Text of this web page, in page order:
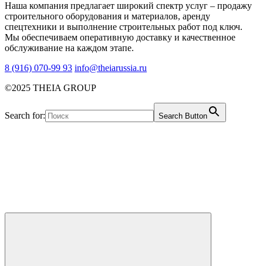
Наша компания предлагает широкий спектр услуг – продажу
строительного оборудования и материалов, аренду
спецтехники и выполнение строительных работ под ключ.
Мы обеспечиваем оперативную доставку и качественное
обслуживание на каждом этапе.
8 (916) 070-99 93 info@theiarussia.ru
©2025 THEIA GROUP
Search for: Search Button